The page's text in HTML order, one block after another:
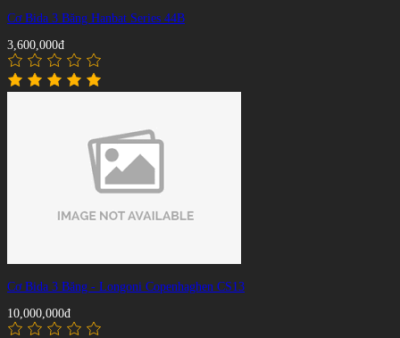
Cơ Bida 3 Băng Hanbat Series 44B
3,600,000đ
Cơ Bida 3 Băng - Longoni Copenhaghen CS13
10,000,000đ